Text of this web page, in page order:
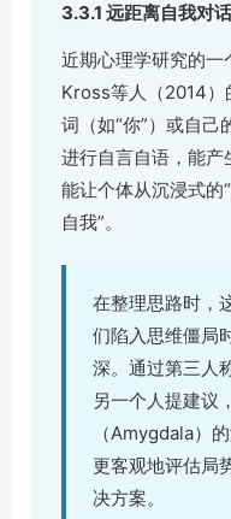
3.3.1 远距离自我对
近期心理学研究的一
Kross等人（2014）
词（如“你”）或自己
进行自言自语，能产
能让个体从沉浸式的
自我”。
在整理思路时，
们陷入思维僵局
深。通过第三人
另一个人提建议
（Amygdala）
更客观地评估局
决方案。